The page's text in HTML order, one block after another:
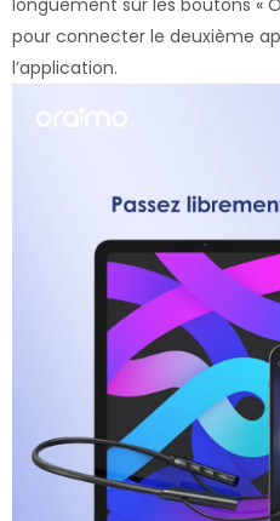
longuement sur les boutons «
pour connecter le deuxième
l’application.